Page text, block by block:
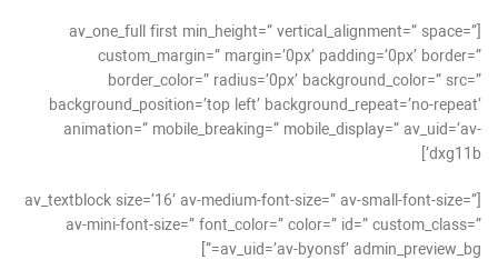
[av_one_full first min_height=” vertical_alignment=” space=”
custom_margin=” margin=’0px’ padding=’0px’ border=”
border_color=” radius=’0px’ background_color=” src=”
background_position=’top left’ background_repeat=’no-repeat’
animation=” mobile_breaking=” mobile_display=” av_uid=’av-
dxg11b’]
[av_textblock size=’16’ av-medium-font-size=” av-small-font-size=”
av-mini-font-size=” font_color=” color=” id=” custom_class=”
av_uid=’av-byonsf’ admin_preview_bg=”]